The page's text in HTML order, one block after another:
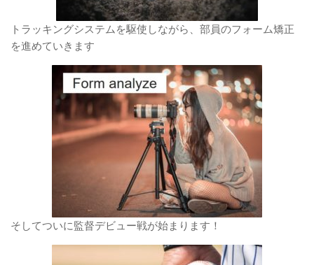
トラッキングシステムを駆使しながら、部員のフォーム矯正
を進めていきます
そしてついに監督デビュー戦が始まります！